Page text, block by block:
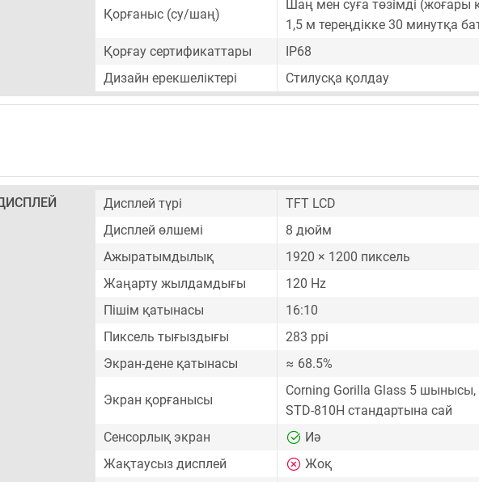
Қорғаныс (су/шаң)
Шаң мен суға төзімді
1,5 м тереңдікке 30 минутқа
Қорғау сертификаттары
IP68
Дизайн ерекшеліктері
Стилусқа қолдау
Дисплей түрі
TFT LCD
Дисплей өлшемі
8 дюйм
Ажыратымдылық
1920 × 1200 пиксель
Жаңарту жылдамдығы
120 Hz
Пішім қатынасы
16:10
Пиксель тығыздығы
283 ppi
Экран-дене қатынасы
≈ 68.5%
Экран қорғанысы
Corning Gorilla Glass 5 шынысы,
STD-810H стандартына сай
Сенсорлық экран
Иә
Жақтаусыз дисплей
Жоқ